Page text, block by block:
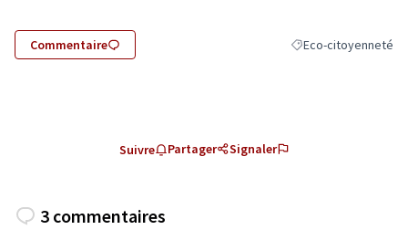
Commentaire Filtrer les résultats
Eco-citoyenneté
Suivre Partager Signaler
3 commentaires